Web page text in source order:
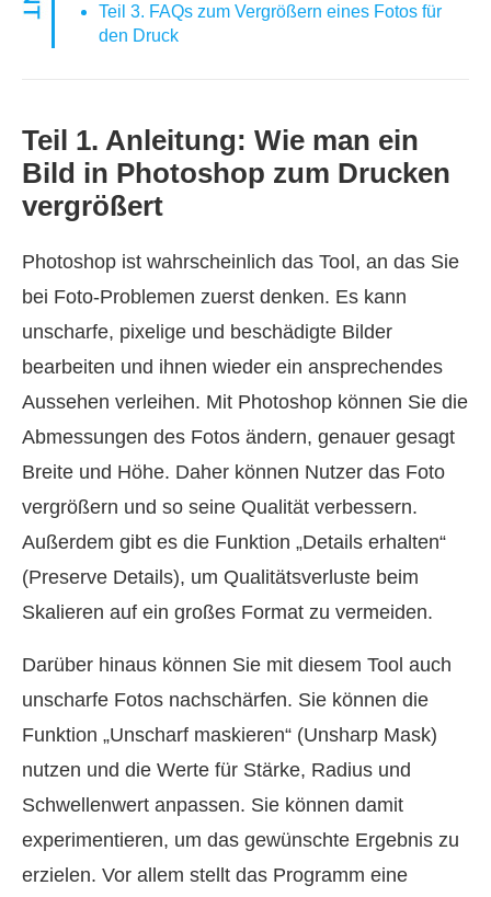
Teil 3. FAQs zum Vergrößern eines Fotos für
den Druck
Teil 1. Anleitung: Wie man ein
Bild in Photoshop zum Drucken
vergrößert
Photoshop ist wahrscheinlich das Tool, an das Sie
bei Foto-Problemen zuerst denken. Es kann
unscharfe, pixelige und beschädigte Bilder
bearbeiten und ihnen wieder ein ansprechendes
Aussehen verleihen. Mit Photoshop können Sie die
Abmessungen des Fotos ändern, genauer gesagt
Breite und Höhe. Daher können Nutzer das Foto
vergrößern und so seine Qualität verbessern.
Außerdem gibt es die Funktion „Details erhalten“
(Preserve Details), um Qualitätsverluste beim
Skalieren auf ein großes Format zu vermeiden.
Darüber hinaus können Sie mit diesem Tool auch
unscharfe Fotos nachschärfen. Sie können die
Funktion „Unscharf maskieren“ (Unsharp Mask)
nutzen und die Werte für Stärke, Radius und
Schwellenwert anpassen. Sie können damit
experimentieren, um das gewünschte Ergebnis zu
erzielen. Vor allem stellt das Programm eine